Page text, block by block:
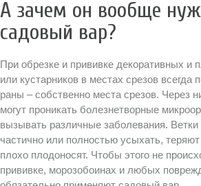
А зачем он вообще
садовый вар?
При обрезке и прививке декоративных и
или кустарников в местах срезов всегда
раны – собственно места срезов. Через
могут проникать болезнетворные
вызывать различные заболевания. Ветки
частично или полностью усыхать, теряют
плохо плодоносят. Чтобы этого не
прививке, морозобоинах и любых